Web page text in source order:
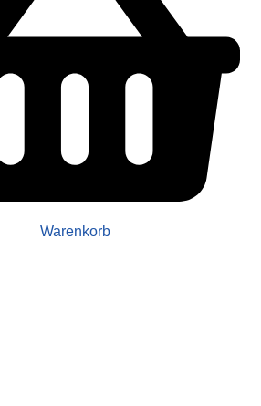
Warenkorb